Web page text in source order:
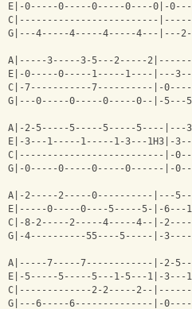
E|-0-----0-----0-----0----0|-
C|-------------------------
G|---4-----4-----4-----4---|---
A|-----3-----3-5---2-----
E|-0-----0-----1-----1----|---
C|-7-----------7----------|-
G|---0-----0-----0-----0--|-5---
A|-2-5-----5-----5-----5----|---
E|-3---1-----1-----1-3---1Н3|-
C|--------------------------|-
G|-0-----0-----0-----0------|-
A|-2-----2-----0----------|---
E|-----0-----0----5-----5-|-6---
C|-8-2-----2-----4-----4--|-
G|-4----------55----5-----|-
A|-----7-----7------------|-2-
E|-5-----5-----5---1-5---1|-3---
C|-------------2-2-----2--
G|---6-----6--------------|-